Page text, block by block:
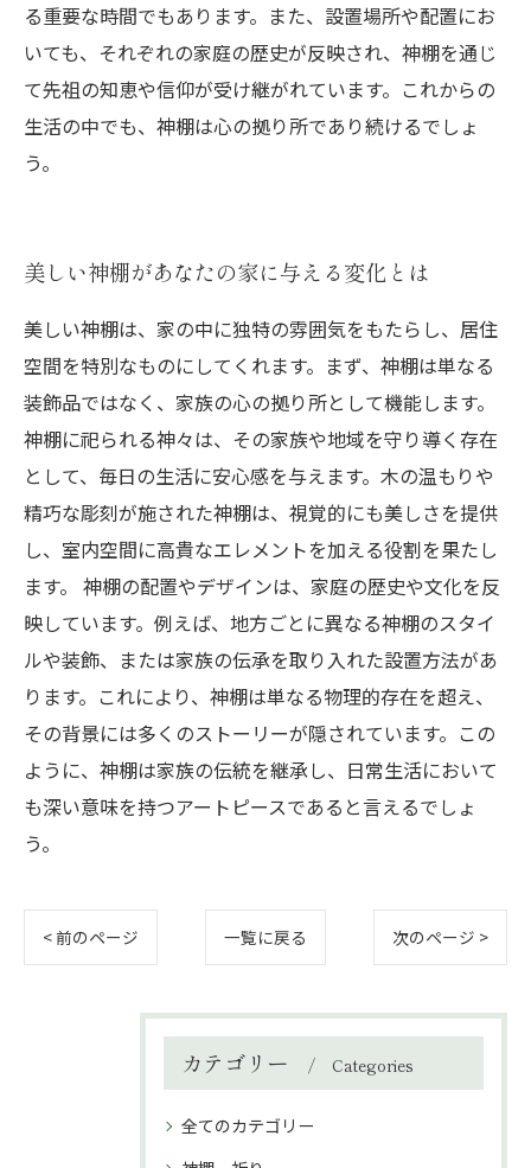
る重要な時間でもあります。また、設置場所や配置にお
いても、それぞれの家庭の歴史が反映され、神棚を通じ
て先祖の知恵や信仰が受け継がれています。これからの
生活の中でも、神棚は心の拠り所であり続けるでしょ
う。
美しい神棚があなたの家に与える変化とは
美しい神棚は、家の中に独特の雰囲気をもたらし、居住
空間を特別なものにしてくれます。まず、神棚は単なる
装飾品ではなく、家族の心の拠り所として機能します。
神棚に祀られる神々は、その家族や地域を守り導く存在
として、毎日の生活に安心感を与えます。木の温もりや
精巧な彫刻が施された神棚は、視覚的にも美しさを提供
し、室内空間に高貴なエレメントを加える役割を果たし
ます。 神棚の配置やデザインは、家庭の歴史や文化を反
映しています。例えば、地方ごとに異なる神棚のスタイ
ルや装飾、または家族の伝承を取り入れた設置方法があ
ります。これにより、神棚は単なる物理的存在を超え、
その背景には多くのストーリーが隠されています。この
ように、神棚は家族の伝統を継承し、日常生活において
も深い意味を持つアートピースであると言えるでしょ
う。
< 前のページ 一覧に戻る 次のページ >
カテゴリー Categories
全てのカテゴリー